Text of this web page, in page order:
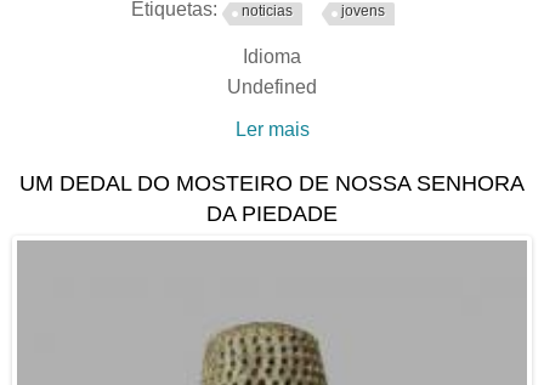
Etiquetas: noticias jovens
Idioma
Undefined
Ler mais
Património 2023 –
UM DEDAL DO MOSTEIRO DE NOSSA SENHORA
DA PIEDADE